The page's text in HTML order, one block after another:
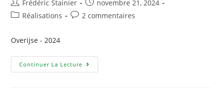
Frédéric Stainier
novembre 21, 2024
Réalisations
2 commentaires
Overijse - 2024
Continuer La Lecture